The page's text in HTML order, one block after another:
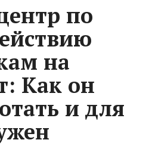
по
на
Как он
и для